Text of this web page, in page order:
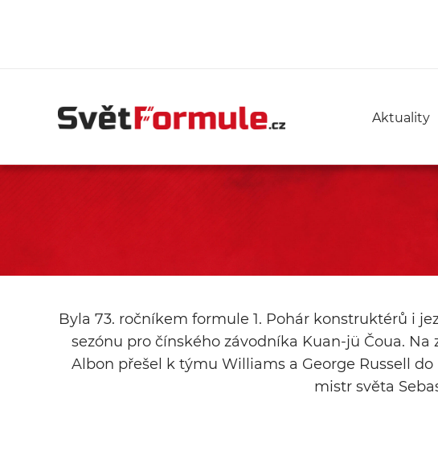
Aktuality
Byla 73. ročníkem formule 1. Pohár konstruktérů i
sezónu pro čínského závodníka Kuan-jü Čoua.
Albon přešel k týmu Williams a George Russell
mistr světa